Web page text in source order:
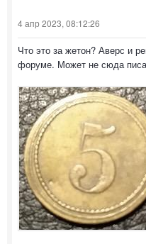
4 апр 2023, 08:12:26
Что это за жетон? Аверс и
форуме. Может не сюда